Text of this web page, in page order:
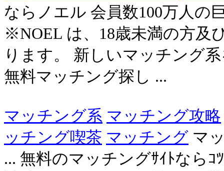
ならノエル 会員数100万人の
※NOEL は、18歳未満の方及
ります。 新しいマッチング
無料マッチング探し ...
マッチング系 マッチング攻略
ッチング喫茶 マッチング マ
... 無料のマッチングｻｲﾄならｺ